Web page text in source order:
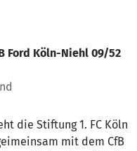
Ford Köln-Niehl 09/52
die Stiftung 1. FC Köln
mit dem CfB